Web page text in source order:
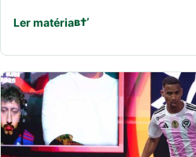
Ler matéria